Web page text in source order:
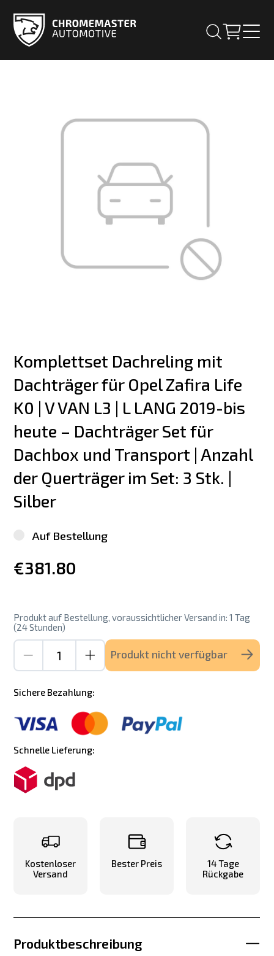
Komplettset Dachreling mit
Dachträger für Opel Zafira Life
K0 | V VAN L3 | L LANG 2019-bis
heute – Dachträger Set für
Dachbox und Transport | Anzahl
der Querträger im Set: 3 Stk. |
Silber
Auf Bestellung
€381.80
Produkt auf Bestellung, voraussichtlicher Versand in: 1 Tag
(24 Stunden)
Produkt nicht verfügbar
Sichere Bezahlung:
Schnelle Lieferung:
Kostenloser
Versand
Bester Preis
14 Tage
Rückgabe
Produktbeschreibung